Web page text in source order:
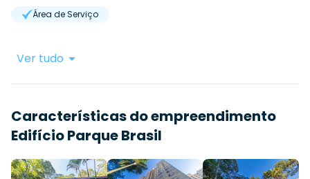
Área de Serviço
Ver tudo
Características do empreendimento
Edifício Parque Brasil